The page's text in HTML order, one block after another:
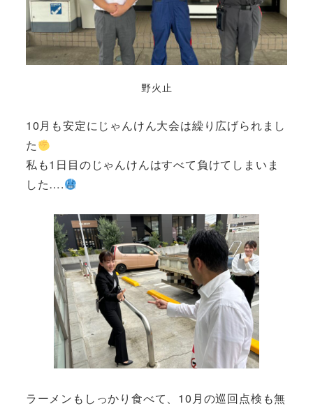
野火止
10月も安定にじゃんけん大会は繰り広げられまし
た
私も1日目のじゃんけんはすべて負けてしまいま
した….
ラーメンもしっかり食べて、10月の巡回点検も無